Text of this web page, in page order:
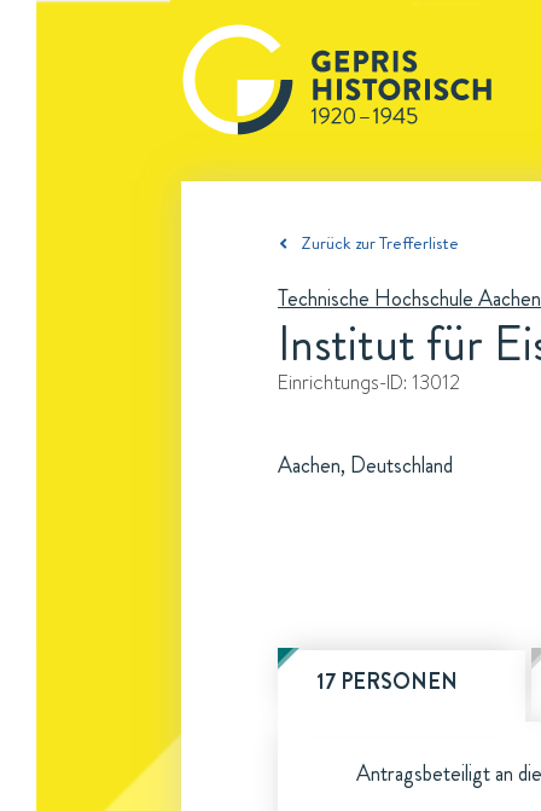
Zurück zur Trefferliste
Technische Hochschule Aachen
Institut für
Einrichtungs-ID: 13012
Aachen, Deutschland
17 PERSONEN
Antragsbeteiligt an